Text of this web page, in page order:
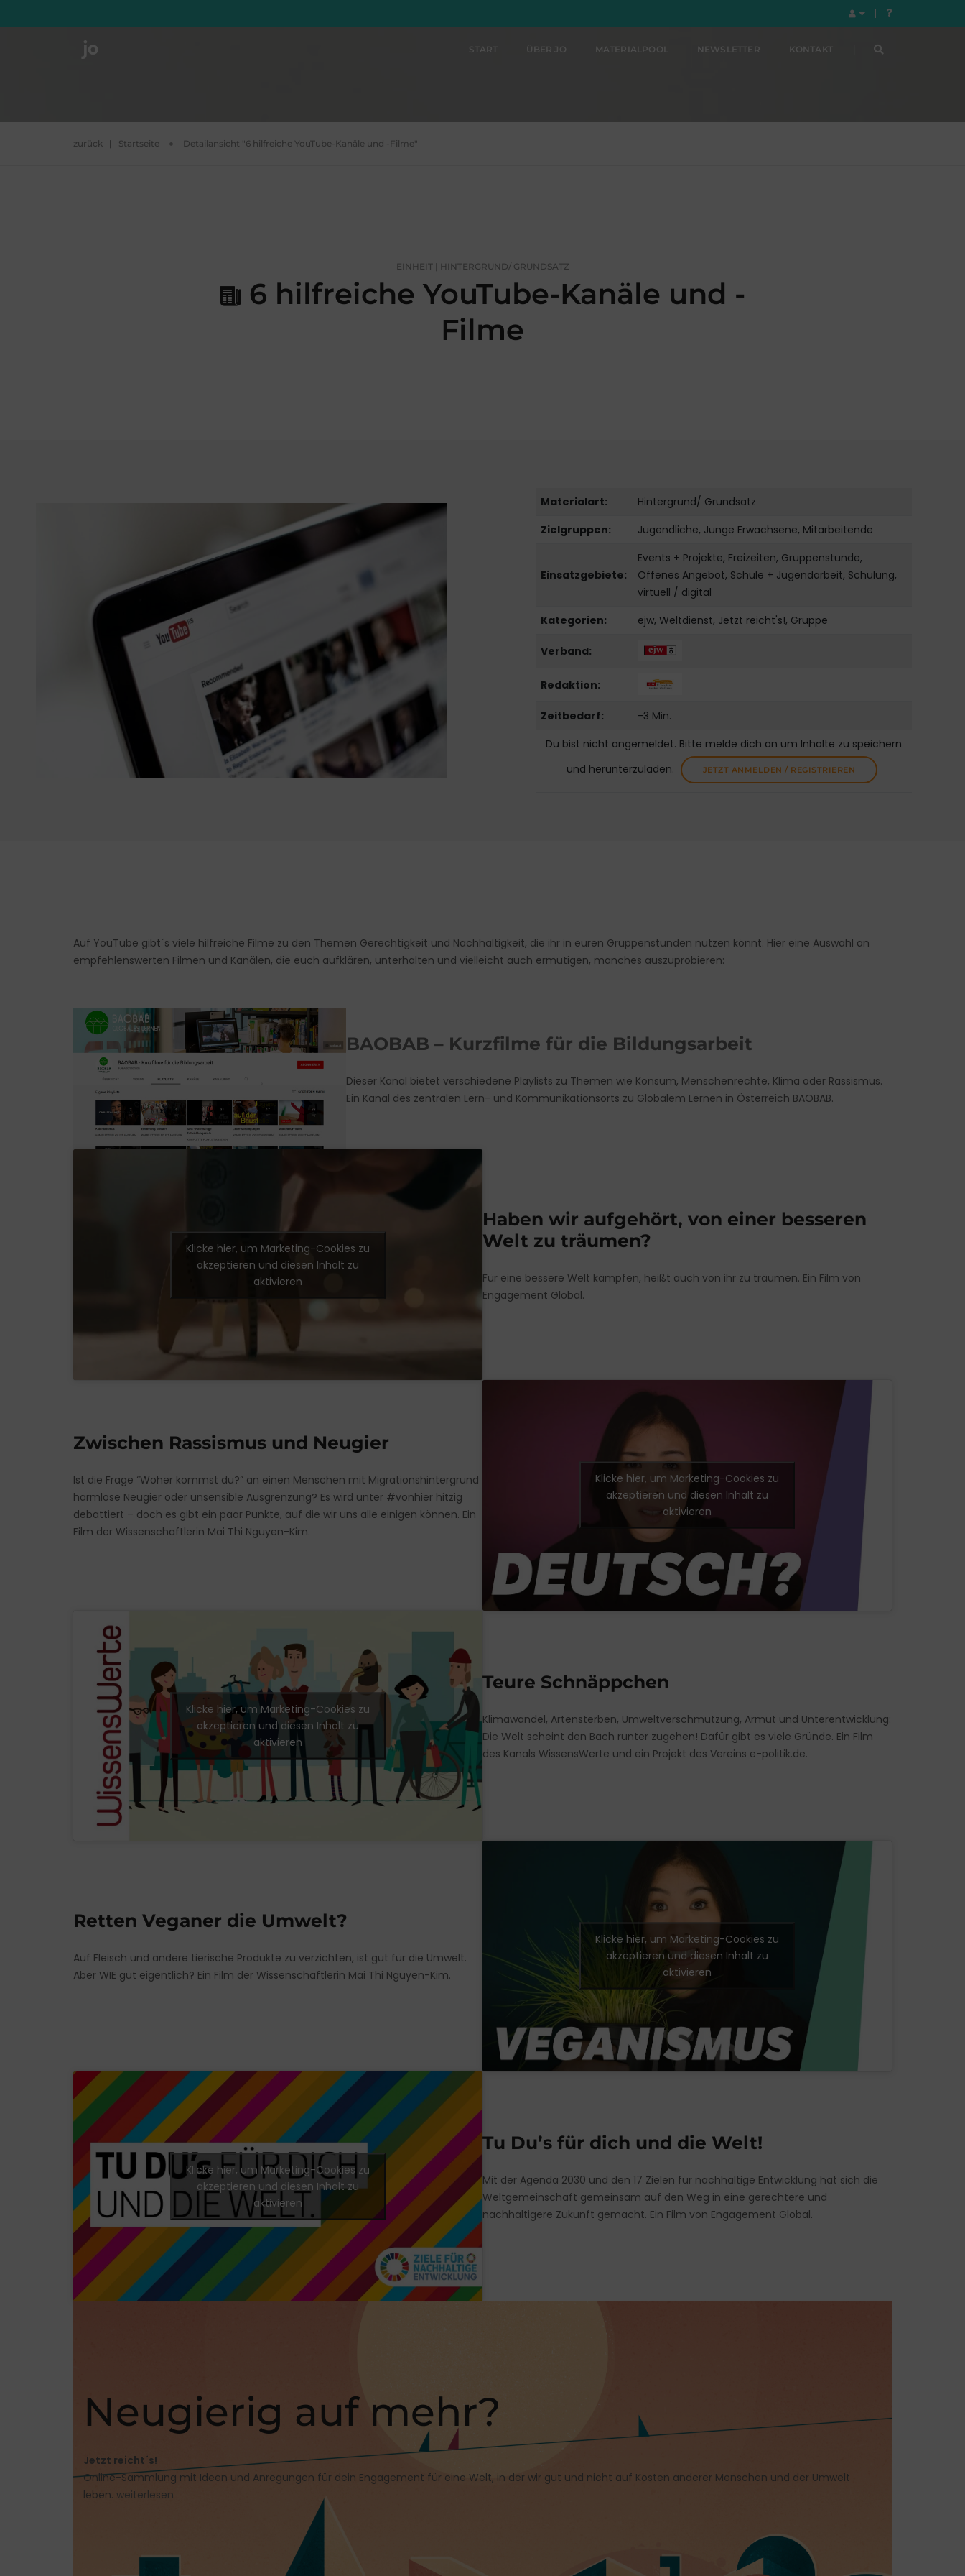
START ÜBER JO MATERIALPOOL NEWSLETTER KONTAKT
zurück | Startseite Detailansicht "6 hilfreiche YouTube-Kanäle und -Filme"
EINHEIT | HINTERGRUND/ GRUNDSATZ
6 hilfreiche YouTube-Kanäle und -
Filme
Materialart:
Hintergrund/ Grundsatz
Zielgruppen:
Jugendliche, Junge Erwachsene, Mitarbeitende
Einsatzgebiete:
Events + Projekte, Freizeiten, Gruppenstunde,
Offenes Angebot, Schule + Jugendarbeit, Schulung,
virtuell / digital
Kategorien:
ejw, Weltdienst, Jetzt reicht's!, Gruppe
Verband:
Redaktion:
Zeitbedarf:
-3 Min.
Du bist nicht angemeldet. Bitte melde dich an um Inhalte zu speichern
und herunterzuladen.
JETZT ANMELDEN / REGISTRIEREN
Auf YouTube gibt´s viele hilfreiche Filme zu den Themen Gerechtigkeit und Nachhaltigkeit, die ihr in euren Gruppenstunden nutzen könnt. Hier eine Auswahl an
empfehlenswerten Filmen und Kanälen, die euch aufklären, unterhalten und vielleicht auch ermutigen, manches auszuprobieren:
BAOBAB – Kurzfilme für die Bildungsarbeit
Dieser Kanal bietet verschiedene Playlists zu Themen wie Konsum, Menschenrechte, Klima oder Rassismus.
Ein Kanal des zentralen Lern- und Kommunikationsorts zu Globalem Lernen in Österreich BAOBAB.
Klicke hier, um Marketing-Cookies zu
akzeptieren und diesen Inhalt zu
aktivieren
Haben wir aufgehört, von einer besseren
Welt zu träumen?
Für eine bessere Welt kämpfen, heißt auch von ihr zu träumen. Ein Film von
Engagement Global.
Zwischen Rassismus und Neugier
Ist die Frage “Woher kommst du?” an einen Menschen mit Migrationshintergrund
harmlose Neugier oder unsensible Ausgrenzung? Es wird unter #vonhier hitzig
debattiert – doch es gibt ein paar Punkte, auf die wir uns alle einigen können. Ein
Film der Wissenschaftlerin Mai Thi Nguyen-Kim.
Klicke hier, um Marketing-Cookies zu
akzeptieren und diesen Inhalt zu
aktivieren
Klicke hier, um Marketing-Cookies zu
akzeptieren und diesen Inhalt zu
aktivieren
Teure Schnäppchen
Klimawandel, Artensterben, Umweltverschmutzung, Armut und Unterentwicklung:
Die Welt scheint den Bach runter zugehen! Dafür gibt es viele Gründe. Ein Film
des Kanals WissensWerte und ein Projekt des Vereins e-politik.de.
Retten Veganer die Umwelt?
Auf Fleisch und andere tierische Produkte zu verzichten, ist gut für die Umwelt.
Aber WIE gut eigentlich? Ein Film der Wissenschaftlerin Mai Thi Nguyen-Kim.
Klicke hier, um Marketing-Cookies zu
akzeptieren und diesen Inhalt zu
aktivieren
Klicke hier, um Marketing-Cookies zu
akzeptieren und diesen Inhalt zu
aktivieren
Tu Du’s für dich und die Welt!
Mit der Agenda 2030 und den 17 Zielen für nachhaltige Entwicklung hat sich die
Weltgemeinschaft gemeinsam auf den Weg in eine gerechtere und
nachhaltigere Zukunft gemacht. Ein Film von Engagement Global.
Neugierig auf mehr?
Jetzt reicht´s!
Online-Sammlung mit Ideen und Anregungen für dein Engagement für eine Welt, in der wir gut und nicht auf Kosten anderer Menschen und der Umwelt
leben. weiterlesen